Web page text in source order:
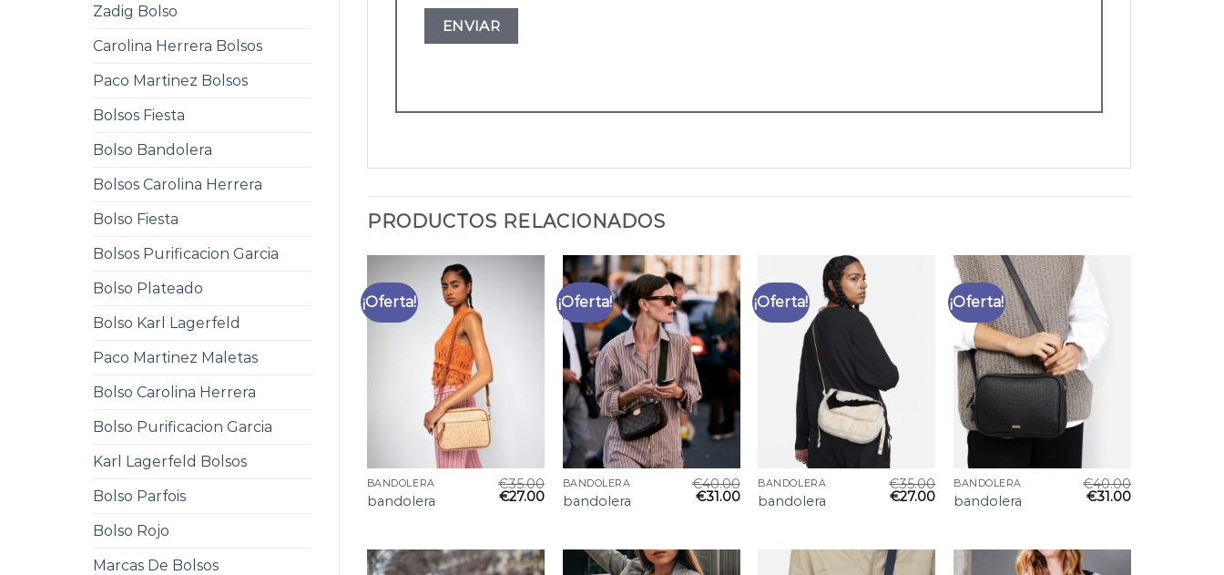
Zadig Bolso
Carolina Herrera Bolsos
Paco Martinez Bolsos
Bolsos Fiesta
Bolso Bandolera
Bolsos Carolina Herrera
Bolso Fiesta
Bolsos Purificacion Garcia
Bolso Plateado
Bolso Karl Lagerfeld
Paco Martinez Maletas
Bolso Carolina Herrera
Bolso Purificacion Garcia
Karl Lagerfeld Bolsos
Bolso Parfois
Bolso Rojo
Marcas De Bolsos
PRODUCTOS RELACIONADOS
¡Oferta!
BANDOLERA
bandolera
€35.00
€27.00
¡Oferta!
BANDOLERA
bandolera
€40.00
€31.00
¡Oferta!
BANDOLERA
bandolera
€35.00
€27.00
¡Oferta!
BANDOLERA
bandolera
€40.00
€31.00